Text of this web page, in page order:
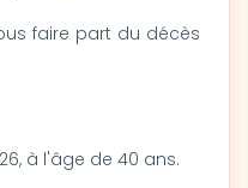
faire part du décès
à l'âge de 40 ans.